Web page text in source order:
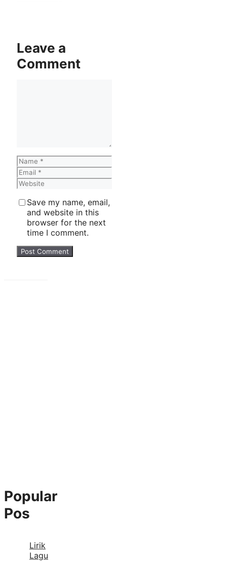
Leave a
Comment
Name
Email
Website
Save my name, email,
and website in this
browser for the next
time I comment.
Popular
Pos
Lirik
Lagu